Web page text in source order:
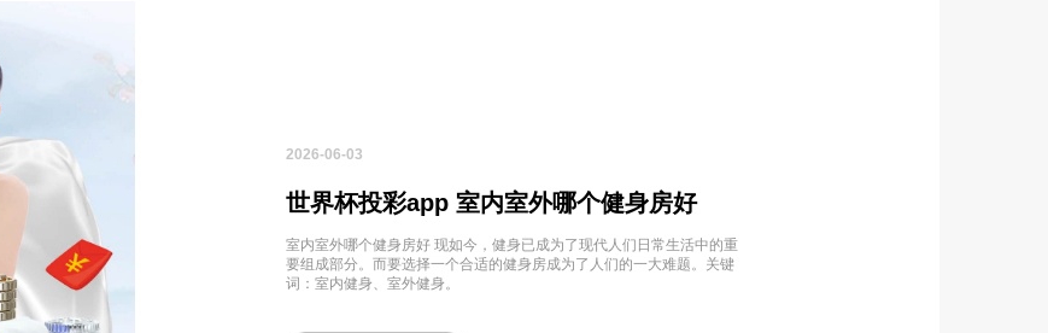
2026-06-03
世界杯投彩app 室内室外哪个健身房好
室内室外哪个健身房好 现如今，健身已成为了现代人们日常生活中的重
要组成部分。而要选择一个合适的健身房成为了人们的一大难题。关键
词：室内健身、室外健身。